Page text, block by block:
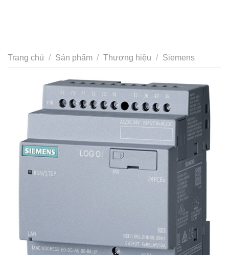
Trang chủ / Sản phẩm / Thương hiệu / Siemens